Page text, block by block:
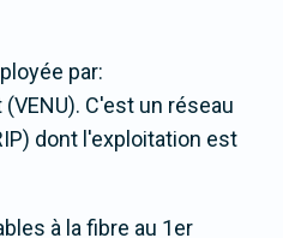
par:
C'est un réseau
dont l'exploitation est
à la fibre au 1er